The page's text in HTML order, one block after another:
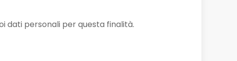
dati personali per questa finalità.